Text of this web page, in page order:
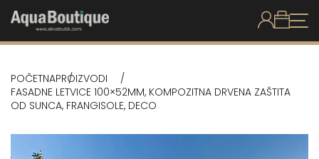
POČETNAPROIZVODI
FASADNE LETVICE 100×52MM, KOMPOZITNA DRVENA ZAŠTITA
OD SUNCA, FRANGISOLE, DECO